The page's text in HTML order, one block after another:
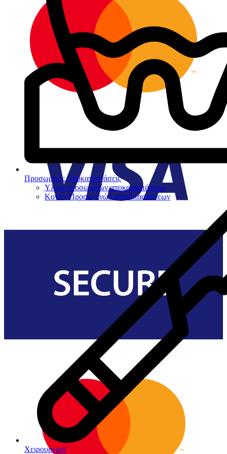
Προσωρινές Αποκαταστάσεις
Υλικά προσωρινών αποκαταστάσεων
Κονίες Προσωρινών αποκαταστάσεων
Χειρουργική